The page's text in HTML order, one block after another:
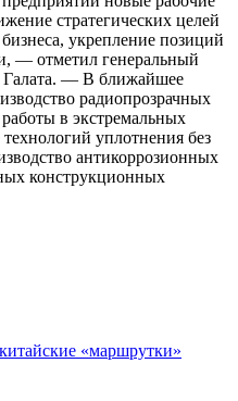
стратегических целей
укрепление позиций
— отметил генеральный
Галата. — В ближайшее
радиопрозрачных
в экстремальных
уплотнения без
антикоррозионных
конструкционных
«маршрутки»